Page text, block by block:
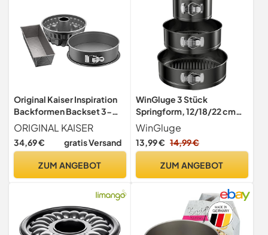
Original Kaiser Inspiration
Backformen Backset 3-
teilig, mit Springform
(Flachboden), Gugelhupf
Backform, Kastenform,
antihaftbeschichtet,
ORIGINAL KAISER
34,69 € gratis Versand
ZUM ANGEBOT
WinGluge 3 Stück
Springform, 12/18/22 cm
Cake Baking Tin, Runde
Backform, Kuchenform
Antihaftbeschichtet, Cake
Baking Utensils,
WinGluge
13,99 € 14,99 €
ZUM ANGEBOT